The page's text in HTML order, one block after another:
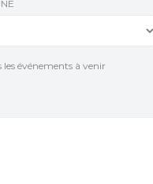
les événements à venir